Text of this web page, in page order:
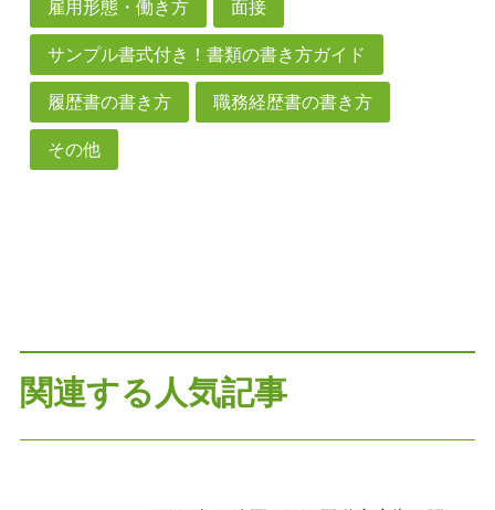
雇用形態・働き方 面接
サンプル書式付き！書類の書き方ガイド
履歴書の書き方 職務経歴書の書き方
その他
関連する人気記事